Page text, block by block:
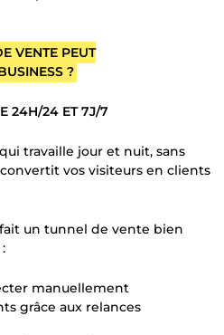
VENTE PEUT
?
24H/24 ET 7J/7
travaille jour et nuit, sans
vos visiteurs en clients
un tunnel de vente bien
manuellement
grâce aux relances